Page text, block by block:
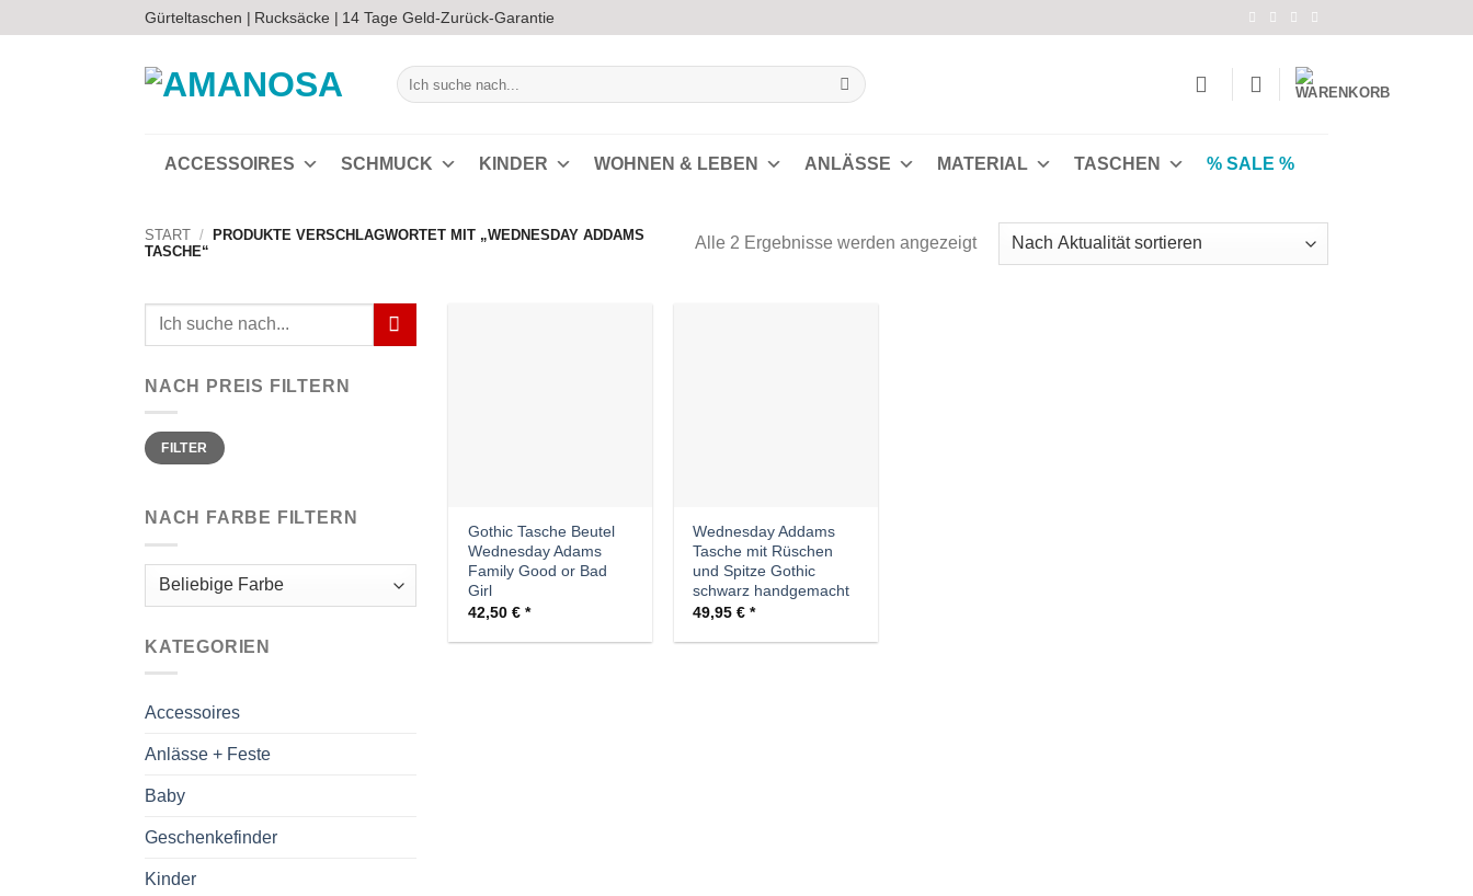
Inhalt
Gürteltaschen | Rucksäcke | 14 Tage Geld-Zurück-Garantie
Suchen
nach:
ACCESSOIRES SCHMUCK KINDER WOHNEN & LEBEN ANLÄSSE MATERIAL TASCHEN % SALE %
START /
PRODUKTE VERSCHLAGWORTET MIT „WEDNESDAY ADDAMS
TASCHE“
Alle 2 Ergebnisse werden angezeigtNach
Aktualität
Suchen
NACH PREIS FILTERN
Min.
Preis
Max.
PreisFILTER
NACH FARBE FILTERN
KATEGORIEN
Accessoires
Anlässe + Feste
Baby
Geschenkefinder
Kinder
Gothic Tasche Beutel
Wednesday Adams
Family Good or Bad
Girl
42,50 €
Wednesday Addams
Tasche mit Rüschen
und Spitze Gothic
schwarz handgemacht
49,95€